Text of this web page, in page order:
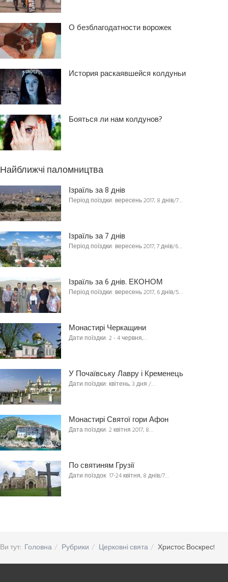
О безблагодатности ворожек
История раскаявшейся колдуньи
Бояться ли нам колдунов?
Найближчі паломництва
Ізраїль за 8 днів
Період поїздки: вересень 2017, 8 днів/7…
Ізраїль за 7 днів
Період поїздки: вересень 2017, 7 днів/6…
Ізраїль за 6 днів. ЕКОНОМ
Період поїздки: вересень 2017, 6 днів/5…
Монастирі Черкащини
Дати поїздки: 2 - 4 червня,…
У Почаївську Лавру і Кременець
Дати поїздки: квітень, 3 дня /…
Монастирі Святої гори Афон
Дата поїздки: 2 квітня 2017, 8…
По святиням Грузії
Дати поїздок: 17-24 квітня, 8 днів/7…
Ви тут: Головна Рубрики Церковні свята Христос Воскрес!